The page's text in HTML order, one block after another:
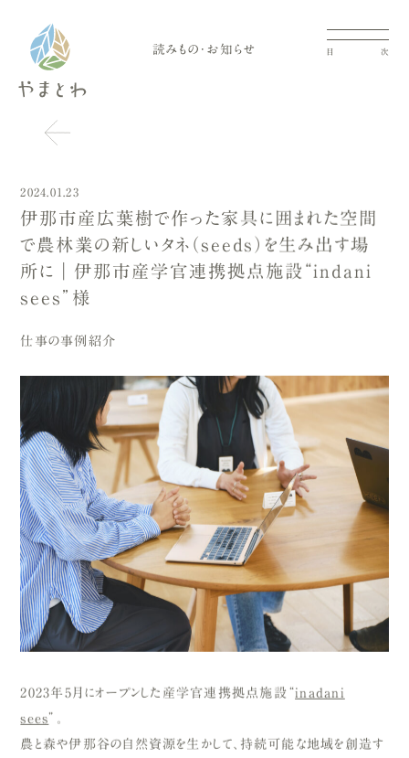
目 次
読みもの・お知らせ
2024.01.23
伊那市産広葉樹で作った家具に囲まれた空間
で農林業の新しいタネ（seeds）を生み出す場
所に｜伊那市産学官連携拠点施設“indani
sees”様
仕事の事例紹介
2023年5月にオープンした産学官連携拠点施設“inadani
sees ”。
農と森や伊那谷の自然資源を生かして、持続可能な地域を創造す